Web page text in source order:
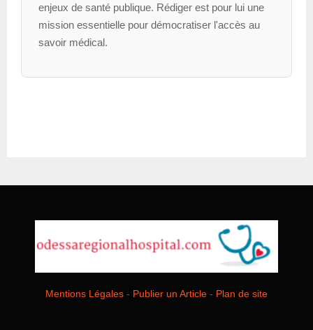
enjeux de santé publique. Rédiger est pour lui une
mission essentielle pour démocratiser l'accès au
savoir médical.
Mentions Légales - Publier un Article - Plan de site